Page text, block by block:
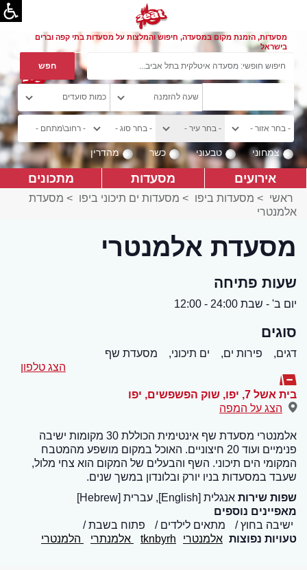
מסעדות, הזמנת מקום במסעדה, חיפוש והמלצות על מסעדות בתי קפה וברים
בישראל
צמחוני טבעוני כשר מהדרין
אירועים מסעדות מתכונים
ראשי > מסעדות ביפו > מסעדות ים תיכוני ביפו > מסעדת
אלמנטרי
מסעדת אלמנטרי
שעות פתיחה
יום ב' - שבת 24:00 - 12:00
סוגים
דגים, פירות ים, ים תיכוני,
מסעדת שף
הצג טלפון
בית אשל 7, יפו, שוק הפשפשים , יפו
הצג על המפה
אלמנטרי מסעדת שף אינטימית הכוללת 30 מקומות ישיבה
פנימיים ועוד 20 חיצוניים. האוכל במקום מושפע מהמטבח
המקומי הים תיכוני. השף והבעלים של המקום הוא צחי מלול,
שעבד במסעדות בניו יורק ובלונדון במשך שנים.
שפות שירות אנגלית [English], עברית [Hebrew]
מאפיינים נוספים
ישיבה בחוץ
מתאים לילדים
פתוח בשבת
טעויות נפוצות אלמנטרי tknbyrh אלמנתרי הלמנטרי